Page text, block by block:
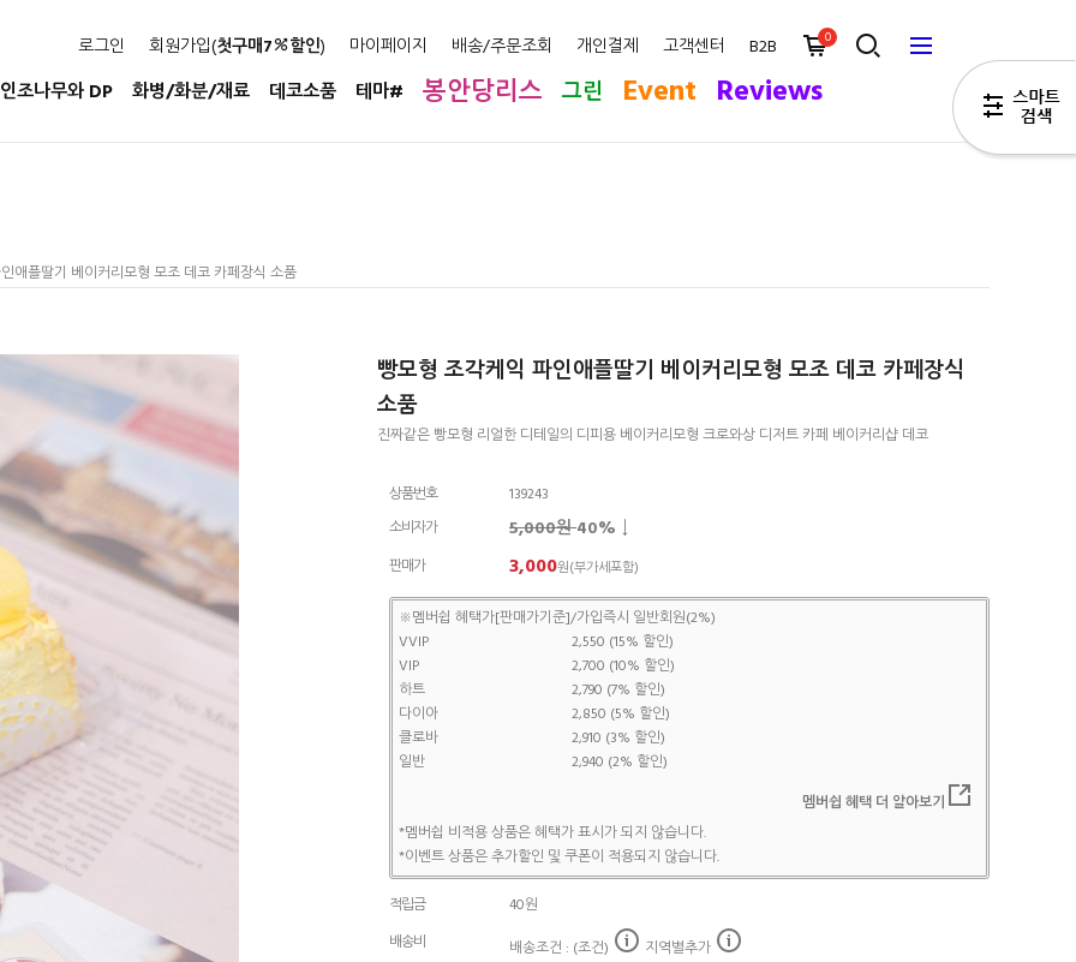
로그인 회원가입(첫구매7 할인) 마이페이지 배송/주문조회 개인결제 고객센터 B2B 0
인조나무와 DP 화병/화분/재료 데코소품 테마# 봉안당리스 그린 Event Reviews
애플딸기 베이커리모형 모조 데코 카페장식 소품
빵모형 조각케익 파인애플딸기 베이커리모형 모조 데코 카페장식
소품
진짜같은 빵모형 리얼한 디테일의 디피용 베이커리모형 크로와상 디저트 카페 베이커리샵 데코
상품번호
139243
소비자가
5,000원40% ↓
판매가 3,000원(부가세포함)
※멤버쉽 혜택가[판매가기준]/가입즉시 일반회원(2%)
VVIP
2,550 (15% 할인)
VIP
2,700 (10% 할인)
하트
2,790 (7% 할인)
다이아
2,850 (5% 할인)
클로바
2,910 (3% 할인)
일반
2,940 (2% 할인)
멤버쉽 혜택 더 알아보기
*멤버쉽 비적용 상품은 혜택가 표시가 되지 않습니다.
*이벤트 상품은 추가할인 및 쿠폰이 적용되지 않습니다.
적립금
40원
배송비
배송조건 : (조건)
지역별추가